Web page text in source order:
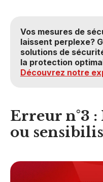
Vos mesures de
laissent perplexe?
solutions de
la protection
Découvrez notre
Erreur n°3
ou